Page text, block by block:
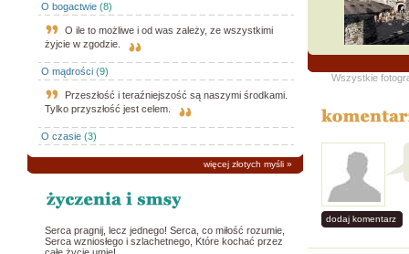
O bogactwie (8)
O ile to możliwe i od was zależy, ze wszystkimi
żyjcie w zgodzie.
O mądrości (9)
Przeszłość i teraźniejszość są naszymi środkami.
Tylko przyszłość jest celem.
O czasie (3)
więcej złotych myśli »
Serca pragnij, lecz jednego! Serca, co miłość rozumie,
Serca wzniosłego i szlachetnego, Które kochać przez
Wszystkie
dodaj komentarz